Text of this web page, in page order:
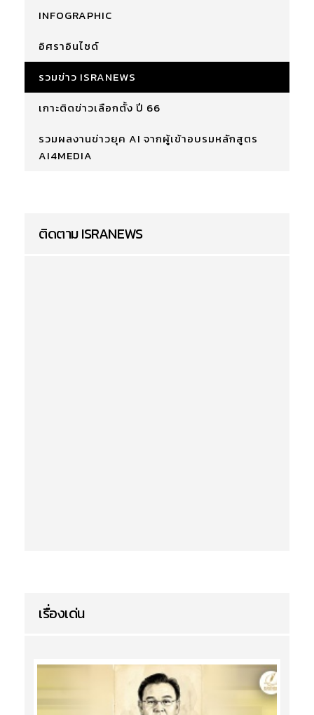
INFOGRAPHIC
อิศราอินไซด์
รวมข่าว ISRANEWS
เกาะติดข่าวเลือกตั้ง ปี 66
รวมผลงานข่าวยุค AI จากผู้เข้าอบรมหลักสูตร
AI4MEDIA
ติดตาม ISRANEWS
เรื่องเด่น